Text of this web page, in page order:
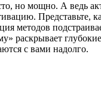
но мощно. А ведь
Представьте,
методов
раскрывает
с вами надолго.